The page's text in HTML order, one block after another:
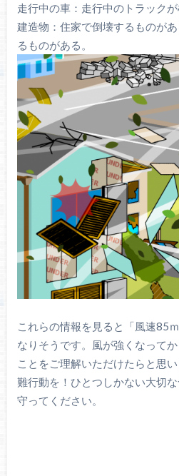
走行中の車：走行中のトラックが
建造物：住家で倒壊するものが
るものがある。
これらの情報を見ると「風速85
なりそうです。風が強くなって
ことをご理解いただけたらと思
難行動を！ひとつしかない大切
守ってください。